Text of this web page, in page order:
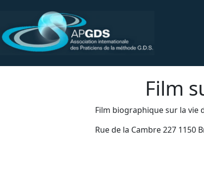
Film
Film biographique sur la vie
Rue de la Cambre 227 1150